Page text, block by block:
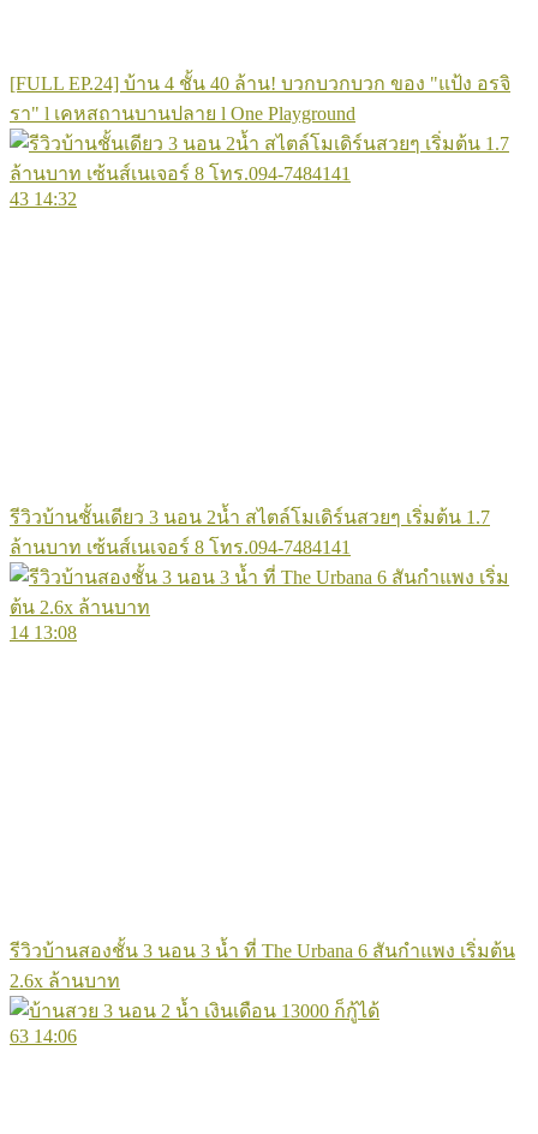
[FULL EP.24] บ้าน 4 ชั้น 40 ล้าน! บวกบวกบวก ของ "แป้ง อรจิ
รา" l เคหสถานบานปลาย l One Playground
43 14:32
รีวิวบ้านชั้นเดียว 3 นอน 2น้ำ สไตล์โมเดิร์นสวยๆ เริ่มต้น 1.7
ล้านบาท เซ้นส์เนเจอร์ 8 โทร.094-7484141
14 13:08
รีวิวบ้านสองชั้น 3 นอน 3 น้ำ ที่ The Urbana 6 สันกำแพง เริ่มต้น
2.6x ล้านบาท
63 14:06